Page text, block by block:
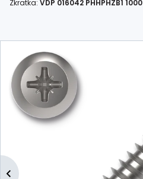
Zkratka: VDP 016042 PHHPHZB1 1000